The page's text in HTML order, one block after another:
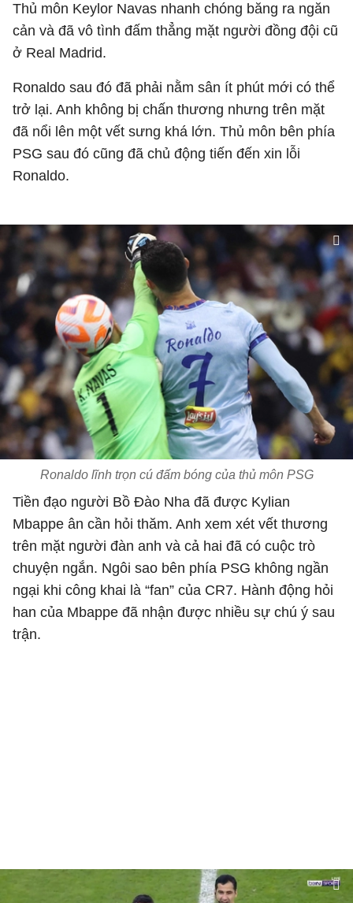
Thủ môn Keylor Navas nhanh chóng băng ra ngăn
cản và đã vô tình đấm thẳng mặt người đồng đội cũ
ở Real Madrid.
Ronaldo sau đó đã phải nằm sân ít phút mới có thể
trở lại. Anh không bị chấn thương nhưng trên mặt
đã nổi lên một vết sưng khá lớn. Thủ môn bên phía
PSG sau đó cũng đã chủ động tiến đến xin lỗi
Ronaldo.
Ronaldo lĩnh trọn cú đấm bóng của thủ môn PSG
Tiền đạo người Bồ Đào Nha đã được Kylian
Mbappe ân cần hỏi thăm. Anh xem xét vết thương
trên mặt người đàn anh và cả hai đã có cuộc trò
chuyện ngắn. Ngôi sao bên phía PSG không ngần
ngại khi công khai là “fan” của CR7. Hành động hỏi
han của Mbappe đã nhận được nhiều sự chú ý sau
trận.